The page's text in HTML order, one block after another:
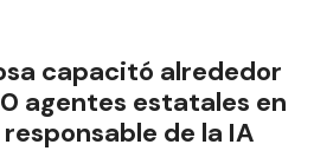
capacitó alrededor
agentes estatales en
responsable de la IA